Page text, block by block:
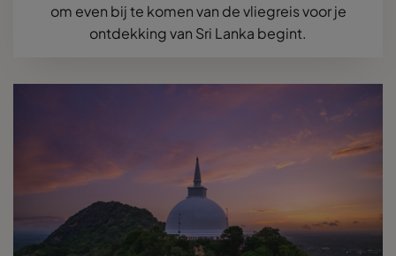
om even bij te komen van de vliegreis voor je
ontdekking van Sri Lanka begint.